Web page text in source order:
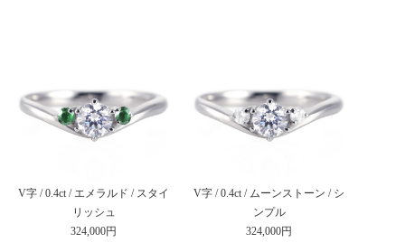
V字 / 0.4ct / エメラルド / スタイ
リッシュ
324,000円
V字 / 0.4ct / ムーンストーン / シ
ンプル
324,000円